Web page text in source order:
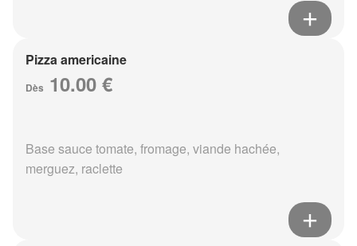
Pizza americaine
Dès 10.00 €
Base sauce tomate, fromage, viande hachée,
merguez, raclette